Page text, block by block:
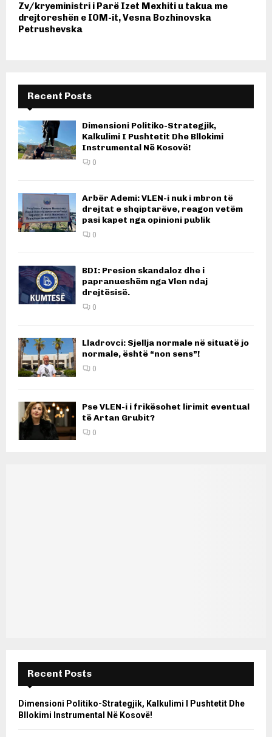
Zv/kryeministri i Parë Izet Mexhiti u takua me
drejtoreshën e IOM-it, Vesna Bozhinovska
Petrushevska
Recent Posts
Dimensioni Politiko-Strategjik,
Kalkulimi I Pushtetit Dhe Bllokimi
Instrumental Në Kosovë!
0
Arbër Ademi: VLEN-i nuk i mbron të
drejtat e shqiptarëve, reagon vetëm
pasi kapet nga opinioni publik
0
BDI: Presion skandaloz dhe i
papranueshëm nga Vlen ndaj
drejtësisë.
0
Lladrovci: Sjellja normale në situatë jo
normale, është “non sens”!
0
Pse VLEN-i i frikësohet lirimit eventual
të Artan Grubit?
0
Recent Posts
Dimensioni Politiko-Strategjik, Kalkulimi I Pushtetit Dhe
Bllokimi Instrumental Në Kosovë!